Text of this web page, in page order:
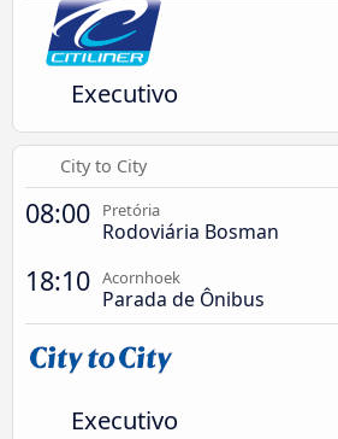
Executivo
City to City
08:00 Pretória
Rodoviária Bosman
18:10 Acornhoek
Parada de Ônibus
Executivo